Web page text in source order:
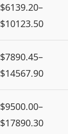
$6139.20–
$10123.50
$7890.45–
$14567.90
$9500.00–
$17890.30